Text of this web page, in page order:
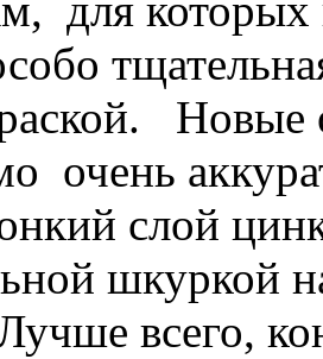
Новые
очень
слой
шкуркой
Лучше всего,